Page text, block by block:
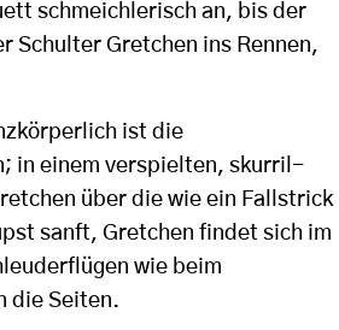
schmeichlerisch an, bis der
Schulter Gretchen ins Rennen,
ist die
in einem verspielten, skurril-
über die wie ein Fallstrick
sanft, Gretchen findet sich im
wie beim
die Seiten.